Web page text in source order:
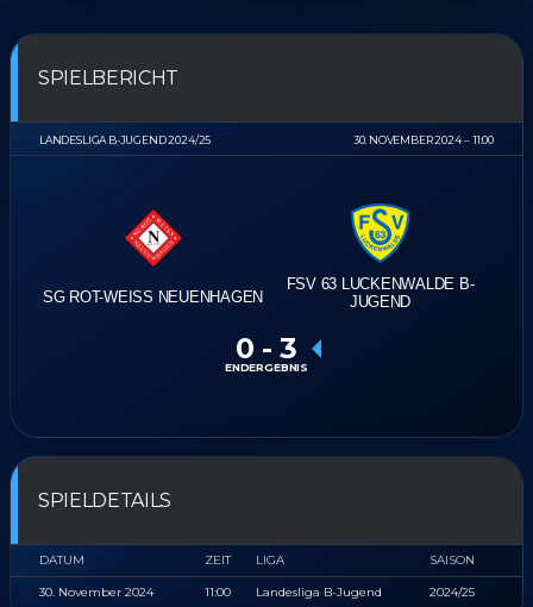
SPIELBERICHT
LANDESLIGA B-JUGEND 2024/25 30. NOVEMBER 2024 11:00
SG ROT-WEISS NEUENHAGEN
FSV 63 LUCKENWALDE B-
JUGEND
0 - 3
ENDERGEBNIS
SPIELDETAILS
DATUM ZEIT LIGA SAISON
30. November 2024 11:00 Landesliga B-Jugend 2024/25